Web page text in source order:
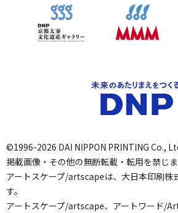
©1996-2026 DAI NIPPON PRINTING Co.,
掲載画像・その他の無断転載・転用を禁じま
アートスケープ/artscapeは、大日本印刷株
す。
アートスケープ/artscape、アートワード/